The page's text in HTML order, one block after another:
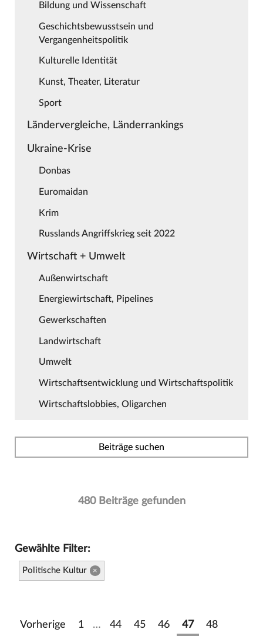
Bildung und Wissenschaft
Geschichtsbewusstsein und
Vergangenheitspolitik
Kulturelle Identität
Kunst, Theater, Literatur
Sport
Ländervergleiche, Länderrankings
Ukraine-Krise
Donbas
Euromaidan
Krim
Russlands Angriffskrieg seit 2022
Wirtschaft + Umwelt
Außenwirtschaft
Energiewirtschaft, Pipelines
Gewerkschaften
Landwirtschaft
Umwelt
Wirtschaftsentwicklung und Wirtschaftspolitik
Wirtschaftslobbies, Oligarchen
Beiträge suchen
480 Beiträge gefunden
Gewählte Filter:
Politische Kultur ×
Vorherige 1 … 44 45 46 47 48